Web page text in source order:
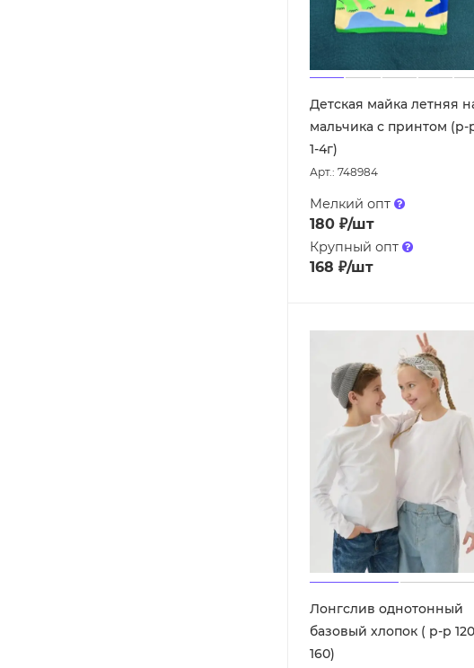
Детская майка летняя
мальчика с принтом (р-
1-4г)
Арт.: 748984
Мелкий опт
180 ₽/шт
Крупный опт
168 ₽/шт
Лонгслив однотонный
базовый хлопок ( р-р
160)